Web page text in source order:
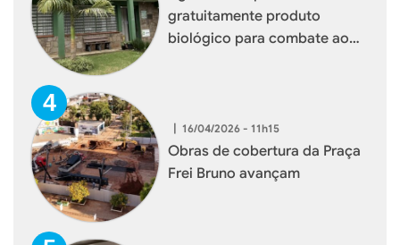
gratuitamente produto
biológico para combate ao
| 16/04/2026 - 11h15
Obras de cobertura da Praça
Frei Bruno avançam